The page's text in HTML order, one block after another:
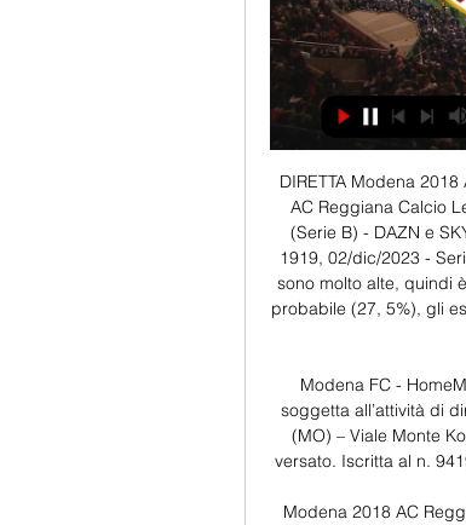
DIRETTA Modena
AC Reggiana Calcio
(Serie B) - DAZN e
1919, 02/dic/2023 -
sono molto alte, quindi
probabile (27, 5%), gli
Modena FC -
soggetta all’attività di
(MO) – Viale Monte
versato. Iscritta al n.
Modena 2018 AC